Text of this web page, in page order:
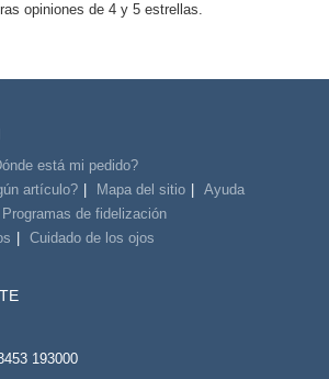
opiniones de 4 y 5 estrellas.
está mi pedido?
artículo?
Mapa del sitio
Ayuda
Programas de fidelización
Cuidado de los ojos
193000